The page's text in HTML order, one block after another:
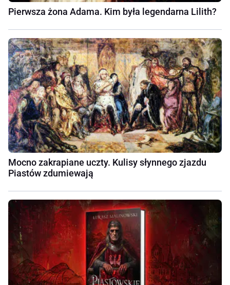
Pierwsza żona Adama. Kim była legendarna Lilith?
Mocno zakrapiane uczty. Kulisy słynnego zjazdu
Piastów zdumiewają